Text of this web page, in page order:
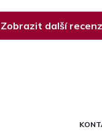
Zobrazit další